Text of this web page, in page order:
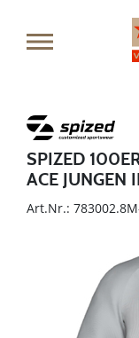
SPIZED
ACE JUNGEN
Art.Nr.: